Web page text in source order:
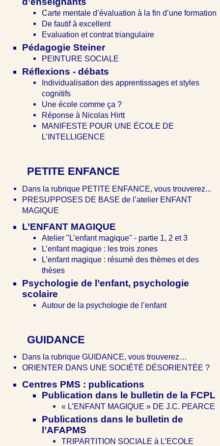
Carte mentale d’évaluation à la fin d’une formation
De fautif à excellent
Evaluation et contrat triangulaire
Pédagogie Steiner
PEINTURE SOCIALE
Réflexions - débats
Individualisation des apprentissages et styles
cognitifs
Une école comme ça ?
Réponse à Nicolas Hirtt
MANIFESTE POUR UNE ÉCOLE DE
L’INTELLIGENCE
PETITE ENFANCE
Dans la rubrique PETITE ENFANCE, vous trouverez...
PRESUPPOSES DE BASE de l’atelier ENFANT
MAGIQUE
L’ENFANT MAGIQUE
Atelier "L’enfant magique" - partie 1, 2 et 3
L’enfant magique : les trois zones
L’enfant magique : résumé des thèmes et des
thèses
Psychologie de l’enfant, psychologie
scolaire
Autour de la psychologie de l’enfant
GUIDANCE
Dans la rubrique GUIDANCE, vous trouverez…
ORIENTER DANS UNE SOCIÉTÉ DÉSORIENTÉE ?
Centres PMS : publications
Publication dans le bulletin de la FCPL
« L’ENFANT MAGIQUE » DE J.C. PEARCE
Publications dans le bulletin de
l’AFAPMS
TRIPARTITION SOCIALE à L’ECOLE